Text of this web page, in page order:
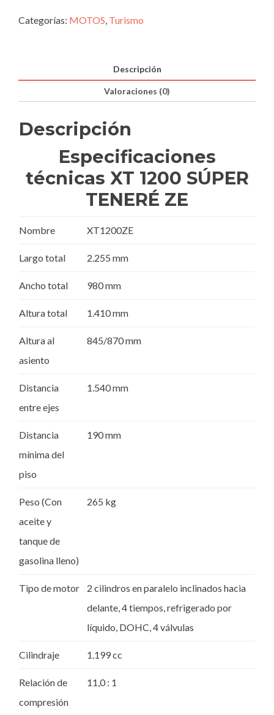
Categorías: MOTOS, Turismo
Descripción
Valoraciones (0)
Descripción
Especificaciones
técnicas XT 1200 SÚPER
TENERÉ ZE
Nombre XT1200ZE
Largo total 2.255 mm
Ancho total 980 mm
Altura total 1.410 mm
Altura al
asiento
845/870 mm
Distancia
entre ejes
1.540 mm
Distancia
mínima del
piso
190 mm
Peso (Con
aceite y
tanque de
gasolina lleno)
265 kg
Tipo de motor
2 cilindros en paralelo inclinados hacia
delante, 4 tiempos, refrigerado por
líquido, DOHC, 4 válvulas
Cilindraje 1.199 cc
Relación de
compresión
11,0 : 1